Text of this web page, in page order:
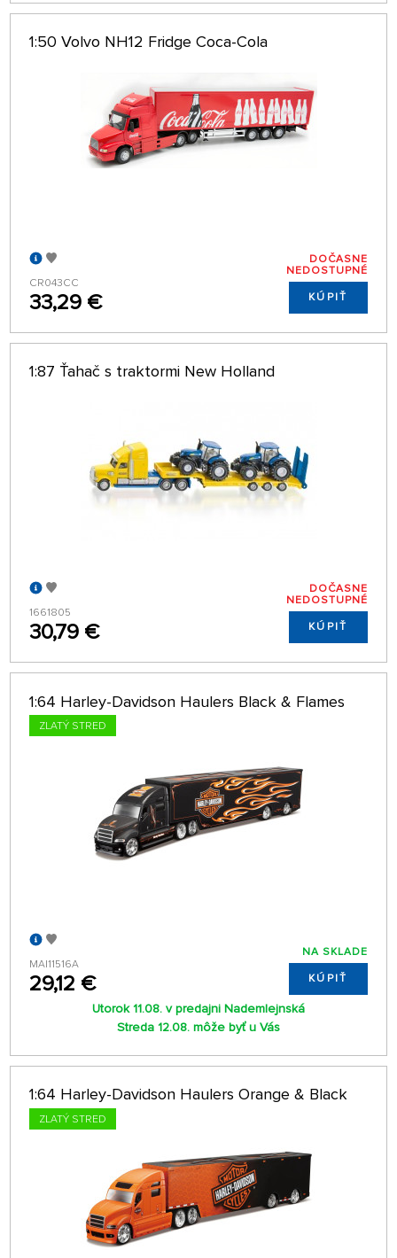
1:50 Volvo NH12 Fridge Coca-Cola
CR043CC
33,29 €
DOČASNE
NEDOSTUPNÉ
KÚPIŤ
1:87 Ťahač s traktormi New Holland
1661805
30,79 €
DOČASNE
NEDOSTUPNÉ
KÚPIŤ
1:64 Harley-Davidson Haulers Black & Flames
ZLATÝ STRED
MAI11516A
29,12 €
NA SKLADE
KÚPIŤ
Utorok 11.08. v predajni Nademlejnská
Streda 12.08. môže byť u Vás
1:64 Harley-Davidson Haulers Orange & Black
ZLATÝ STRED